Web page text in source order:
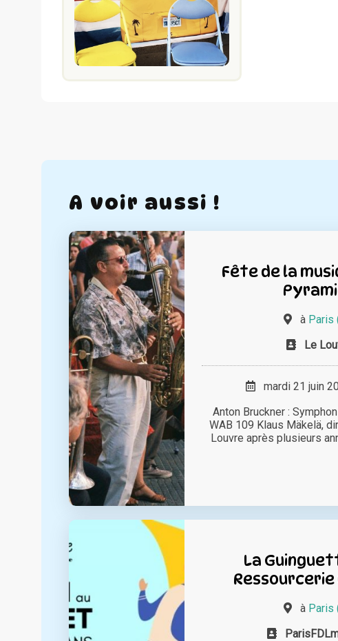
A voir aussi !
Fête de la
à Paris
Le
mardi 21 juin
Anton Bruckner :
WAB 109 Klaus Mäkelä,
Louvre après plusieurs
La
à Paris